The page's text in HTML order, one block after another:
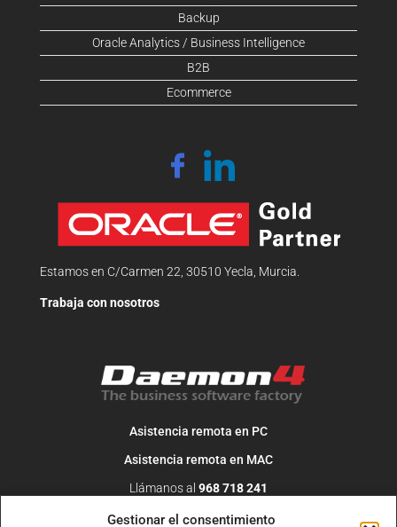
Gestionar el consentimiento
Backup
Oracle Analytics / Business Intelligence
B2B
Ecommerce
Estamos en C/Carmen 22, 30510 Yecla, Murcia.
Trabaja con nosotros
Asistencia remota en PC
Asistencia remota en MAC
Llámanos al 968 718 241